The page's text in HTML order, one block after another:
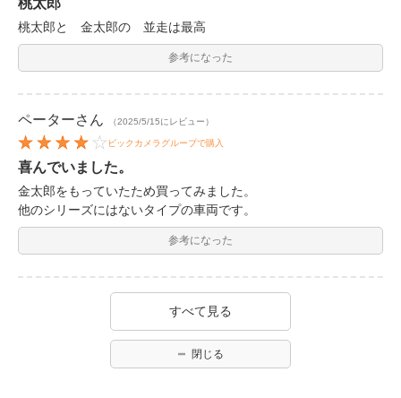
桃太郎
桃太郎と 金太郎の 並走は最高
参考になった
ペーターさん （2025/5/15にレビュー）
ビックカメラグループで購入
喜んでいました。
金太郎をもっていたため買ってみました。
他のシリーズにはないタイプの車両です。
参考になった
すべて見る
閉じる